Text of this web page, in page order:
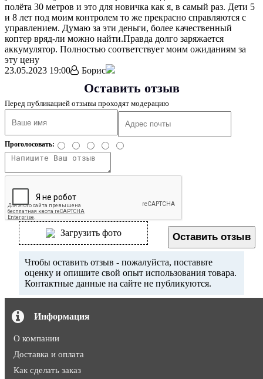
полёта 30 метров и это для новичка как я, в самый раз. Дети 5
и 8 лет под моим контролем то же прекрасно справляются с
управлением. Думаю за эти деньги, более качественный
коптер вряд-ли можно найти.Правда долго заряжается
аккумулятор. Полностью соответствует моим ожиданиям за
эту цену
23.05.2023 19:00
Борис
Оставить отзыв
Перед публикацией отзывы проходят модерацию
Проголосовать:
Загрузить фото Оставить отзыв
Чтобы оставить отзыв - пожалуйста, поставьте
оценку и опишите свой опыт использования товара.
Контактные данные на сайте не публикуются.
Информация
О компании
Доставка и оплата
Как сделать заказ